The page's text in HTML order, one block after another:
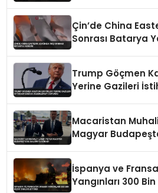
Çin’de China
Sonrası Batarya
Trump Göçmen
Yerine Gazileri
Macaristan
Magyar
İspanya ve
Yangınları 300